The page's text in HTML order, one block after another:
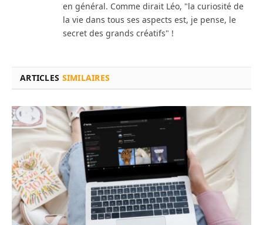
en général. Comme dirait Léo, "la curiosité de
la vie dans tous ses aspects est, je pense, le
secret des grands créatifs" !
ARTICLES SIMILAIRES